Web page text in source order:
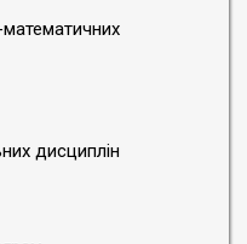
дисциплін